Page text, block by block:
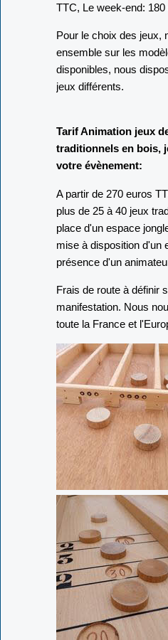
TTC, Le week-end:
Pour le choix des jeux,
ensemble sur les
disponibles, nous
jeux différents.
Tarif Animation jeux
traditionnels en bois,
votre évènement:
A partir de 270 euros
plus de 25 à 40 jeux
place d'un espace
mise à disposition d'un
présence d'un
Frais de route à définir
manifestation. Nous
toute la France et